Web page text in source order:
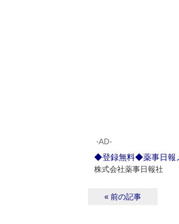
‐AD‐
◆登録無料◆薬事日報
株式会社薬事日報社
« 前の記事